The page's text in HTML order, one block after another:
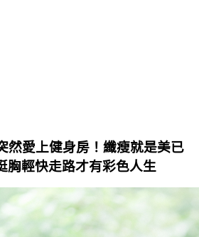
然愛上健身房！纖瘦就是美已
胸輕快走路才有彩色人生